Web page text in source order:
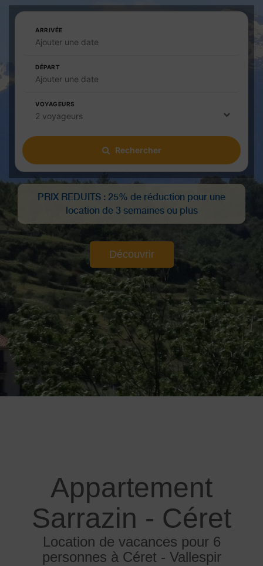
ARRIVÉE
Ajouter une date
DÉPART
Ajouter une date
VOYAGEURS
2 voyageurs
Rechercher
PRIX REDUITS : 25% de réduction pour une
location de 3 semaines ou plus
Découvrir
Appartement
Sarrazin - Céret
Location de vacances pour 6
personnes à Céret - Vallespir